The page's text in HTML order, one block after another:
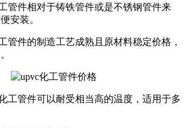
管件相对于铸铁管件或是不锈钢管件来
安装。
管件的制造工艺成熟且原材料稳定价格，
工管件可以耐受相当高的温度，适用于多